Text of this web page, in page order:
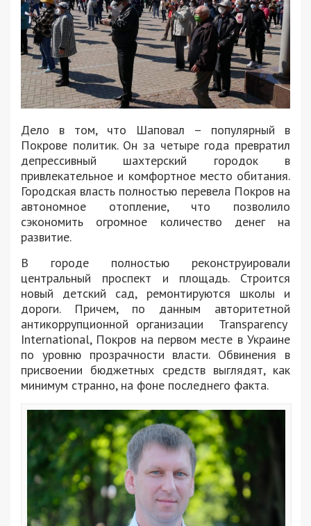
Дело в том, что Шаповал – популярный в
Покрове политик. Он за четыре года превратил
депрессивный шахтерский городок в
привлекательное и комфортное место обитания.
Городская власть полностью перевела Покров на
автономное отопление, что позволило
сэкономить огромное количество денег на
развитие.
В городе полностью реконструировали
центральный проспект и площадь. Строится
новый детский сад, ремонтируются школы и
дороги. Причем, по данным авторитетной
антикоррупционной организации Transparency
International, Покров на первом месте в Украине
по уровню прозрачности власти. Обвинения в
присвоении бюджетных средств выглядят, как
минимум странно, на фоне последнего факта.